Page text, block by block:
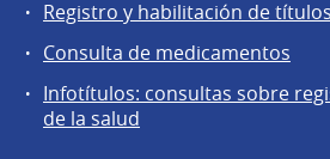
Registro y habilitación de títulos
Consulta de medicamentos
Infotítulos: consultas sobre
de la salud